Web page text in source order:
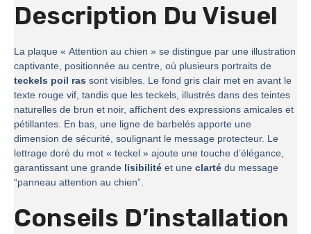
Description Du Visuel
La plaque « Attention au chien » se distingue par une illustration
captivante, positionnée au centre, où plusieurs portraits de
teckels poil ras sont visibles. Le fond gris clair met en avant le
texte rouge vif, tandis que les teckels, illustrés dans des teintes
naturelles de brun et noir, affichent des expressions amicales et
pétillantes. En bas, une ligne de barbelés apporte une
dimension de sécurité, soulignant le message protecteur. Le
lettrage doré du mot « teckel » ajoute une touche d’élégance,
garantissant une grande lisibilité et une clarté du message
“panneau attention au chien”.
Conseils D’installation